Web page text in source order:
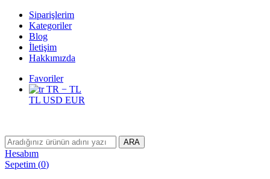
Siparişlerim
Kategoriler
Blog
İletişim
Hakkımızda
Favoriler
TR − TL
TL USD EUR
ARA
Hesabım
Sepetim (0)